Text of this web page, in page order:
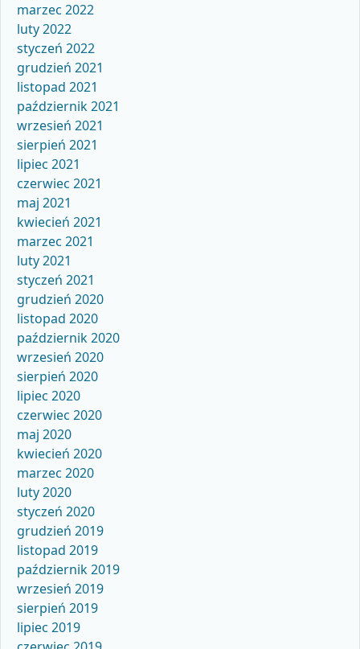
marzec 2022
luty 2022
styczeń 2022
grudzień 2021
listopad 2021
październik 2021
wrzesień 2021
sierpień 2021
lipiec 2021
czerwiec 2021
maj 2021
kwiecień 2021
marzec 2021
luty 2021
styczeń 2021
grudzień 2020
listopad 2020
październik 2020
wrzesień 2020
sierpień 2020
lipiec 2020
czerwiec 2020
maj 2020
kwiecień 2020
marzec 2020
luty 2020
styczeń 2020
grudzień 2019
listopad 2019
październik 2019
wrzesień 2019
sierpień 2019
lipiec 2019